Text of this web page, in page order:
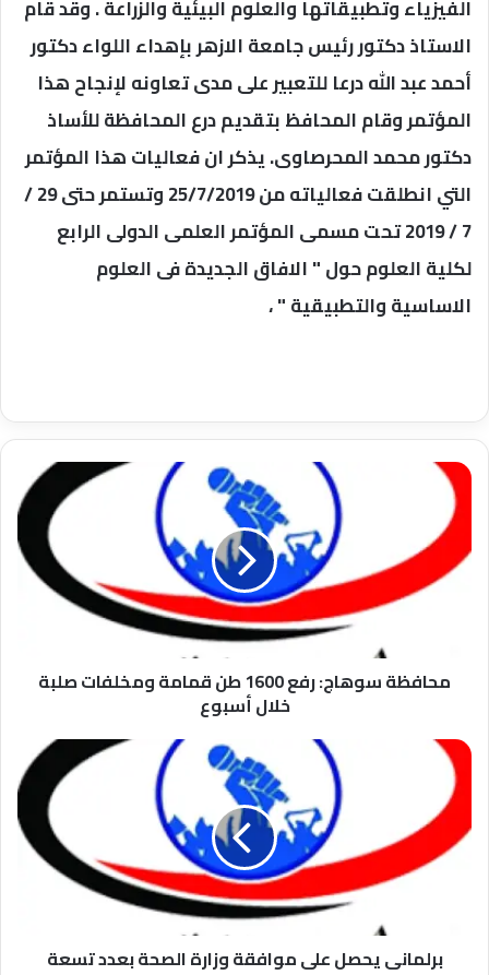
الفيزياء وتطبيقاتها والعلوم البيئية والزراعة . وقد قام
الاستاذ دكتور رئيس جامعة الازهر بإهداء اللواء دكتور
أحمد عبد الله درعا للتعبير على مدى تعاونه لإنجاح هذا
المؤتمر وقام المحافظ بتقديم درع المحافظة للأساذ
دكتور محمد المحرصاوى. يذكر ان فعاليات هذا المؤتمر
التي انطلقت فعالياته من 25/7/2019 وتستمر حتى 29 /
7 / 2019 تحت مسمى المؤتمر العلمى الدولى الرابع
لكلية العلوم حول " الافاق الجديدة فى العلوم
الاساسية والتطبيقية " ،
محافظة
سوهاج:
رفع
1600
طن
قمامة
أسبوع
محافظة سوهاج: رفع 1600 طن قمامة ومخلفات صلبة
خلال أسبوع
برلمانى
يحصل
على
موافقة
وزارة
الصحة
برلمانى يحصل على موافقة وزارة الصحة بعدد تسعة